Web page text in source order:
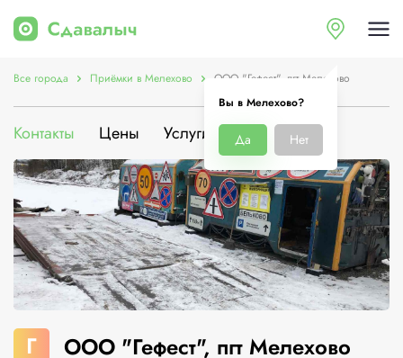
Вы в Мелехово?
Да Нет
Все города Приёмки в Мелехово ООО "Гефест", пгт Мелехово
Контакты Цены Услуги О компании
Г ООО "Гефест", пгт Мелехово